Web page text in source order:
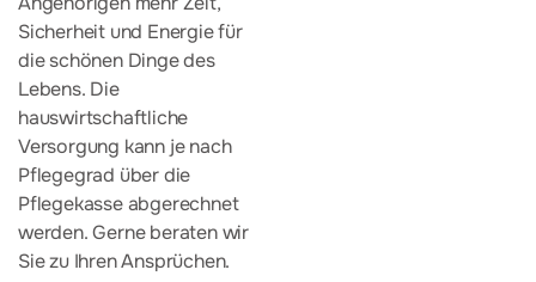
Sicherheit und Energie für
die schönen Dinge des
Lebens. Die
hauswirtschaftliche
Versorgung kann je nach
Pflegegrad über die
Pflegekasse abgerechnet
werden. Gerne beraten wir
Sie zu Ihren Ansprüchen.